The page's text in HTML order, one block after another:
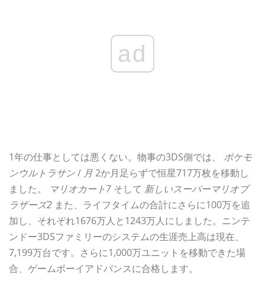
ad
1年の仕事としては悪くない。物事の3DS側では、 ポケモ
ンウルトラサン/ 月2か月足らずで恒星717万枚を移動し
ました。
マリオカート7 そして 新しいスーパーマリオブ
ラザーズ2 また、ライフタイムの合計にさらに100万を追
加し、それぞれ1676万人と1243万人にしました。ニンテ
ンドー3DSファミリーのシステムの生涯売上高は現在、
7,199万台です。さらに1,000万ユニットを移動できた場
合、ゲームボーイアドバンスに合格します。